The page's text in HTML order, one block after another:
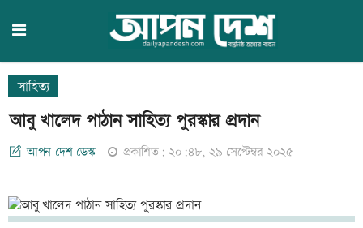
সাহিত্য
আবু খালেদ পাঠান সাহিত্য পুরস্কার প্রদান
আপন দেশ ডেস্ক প্রকাশিত: ২০:৪৮, ২৯ সেপ্টেম্বর ২০২৫